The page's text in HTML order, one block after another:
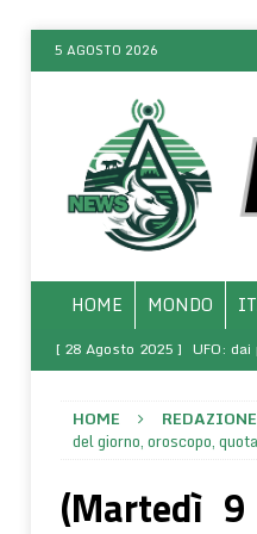
5 AGOSTO 2026
HOME MONDO
[ 28 Agosto 2025 ] UFO:
[ 8 Marzo 2025 ]
[ 5 Agosto 2026 ]
La
HOME
del giorno, oroscopo,
(Martedì